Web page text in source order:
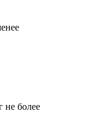
не более